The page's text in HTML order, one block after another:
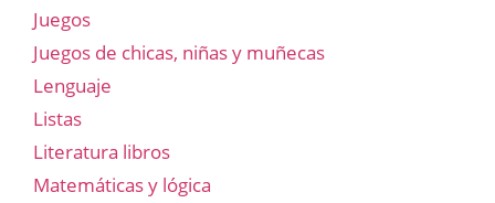
Juegos
Juegos de chicas, niñas y muñecas
Lenguaje
Listas
Literatura libros
Matemáticas y lógica